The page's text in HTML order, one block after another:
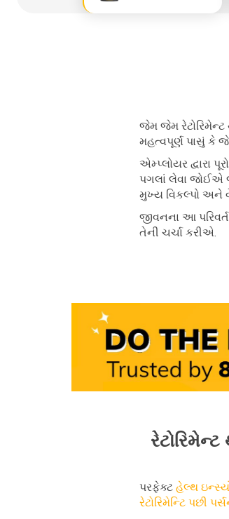
જેમ જેમ રેટોરિમેન્ટ
મહત્વપૂર્ણ પાસું કે
એમ્પ્લોયર દ્વારા
પગલાં લેવા જોઈએ
મુખ્ય વિકલ્પો અને
જીવનના આ
તેની ચર્ચા કરીએ.
પરફેક્ટ હેલ્થ
રેટોરિમેન્ટિ પછી